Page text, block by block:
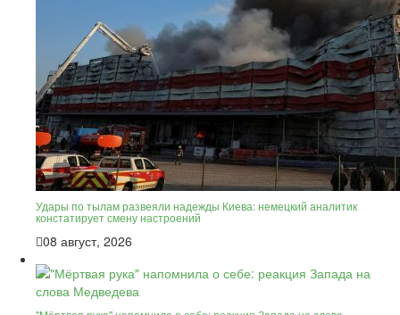
Удары по тылам развеяли надежды Киева: немецкий аналитик
констатирует смену настроений
08 август, 2026